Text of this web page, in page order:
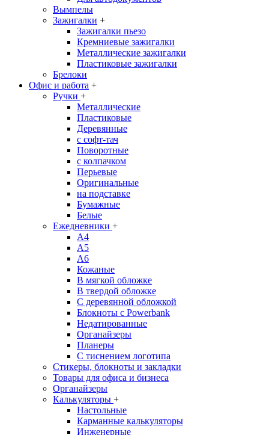
Вымпелы
Зажигалки +
Зажигалки пьезо
Кремниевые зажигалки
Металлические зажигалки
Пластиковые зажигалки
Брелоки
Офис и работа +
Ручки +
Металлические
Пластиковые
Деревянные
с софт-тач
Поворотные
с колпачком
Перьевые
Оригинальные
на подставке
Бумажные
Белые
Ежедневники +
A4
A5
A6
Кожаные
В мягкой обложке
В твердой обложке
С деревянной обложкой
Блокноты с Powerbank
Недатированные
Органайзеры
Планеры
С тиснением логотипа
Стикеры, блокноты и закладки
Товары для офиса и бизнеса
Органайзеры
Калькуляторы +
Настольные
Карманные калькуляторы
Инженерные